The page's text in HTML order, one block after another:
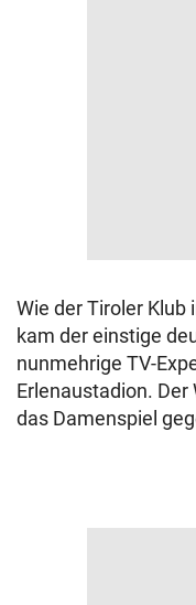
Wie der Tiroler
kam der einstige
nunmehrige TV-
Erlenaustadion.
das Damenspiel